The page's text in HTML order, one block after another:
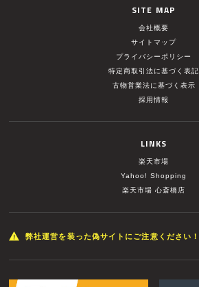
SITE MAP
会社概要
サイトマップ
プライバシーポリシー
特定商取引法に基づく表記
古物営業法に基づく表示
採用情報
LINKS
楽天市場
Yahoo! Shopping
楽天市場 心斎橋店
弊社運営を装った偽サイトにご注意ください！